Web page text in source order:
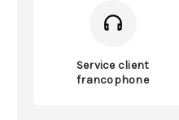
Service client
francophone